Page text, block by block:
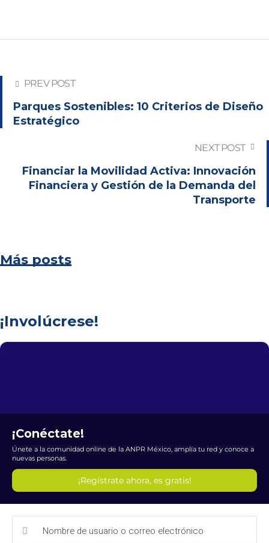
PREV POST
Parques Sostenibles: 10 Criterios de Diseño
Estratégico
NEXT POST
Financiar la Movilidad Activa: Innovación
Financiera y Gestión de la Demanda del
Transporte
Más posts
¡Involúcrese!
¡Conéctate!
Únete a la comunidad online de la ANPR México, amplía tu red y conoce a
nuevas personas.
¡Regístrate ahora, es gratis!